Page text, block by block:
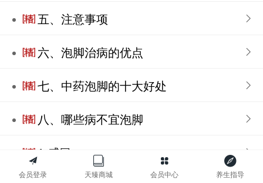
五、注意事项
六、泡脚治病的优点
七、中药泡脚的十大好处
八、哪些病不宜泡脚
1 感冒
会员登录 天臻商城 会员中心 养生指导